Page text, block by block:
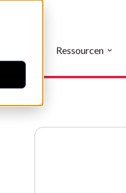
Ressourcen